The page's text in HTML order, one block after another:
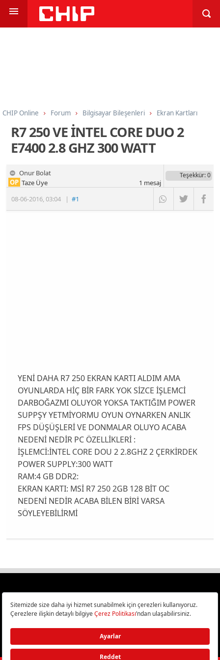
CHIP Online Forum Bilgisayar Bileşenleri Ekran Kartları
R7 250 VE İNTEL CORE DUO 2
E7400 2.8 GHZ 300 WATT
Onur Bolat
08-06-2016,03:04 |#1
OP Taze Üye
Teşekkür: 0
1 mesaj
YENİ DAHA R7 250 EKRAN KARTI ALDIM AMA
OYUNLARDA HİÇ BİR FARK YOK SİZCE İŞLEMCİ
DARBOĞAZMI OLUYOR YOKSA TAKTIĞIM POWER
SUPPŞY YETMİYORMU OYUN OYNARKEN ANLIK
FPS DÜŞÜŞLERİ VE DONMALAR OLUYO ACABA
NEDENİ NEDİR PC ÖZELLİKLERİ :
İŞLEMCİ:İNTEL CORE DOU 2 2.8GHZ 2 ÇERKİRDEK
POWER SUPPLY:300 WATT
RAM:4 GB DDR2:
EKRAN KARTI: MSİ R7 250 2GB 128 BİT OC
NEDENİ NEDİR ACABA BİLEN BİRİ VARSA
SÖYLEYEBİLİRMİ
Türkiye
Bilişim ve Teknoloji Haberleri CHIP Online’da!